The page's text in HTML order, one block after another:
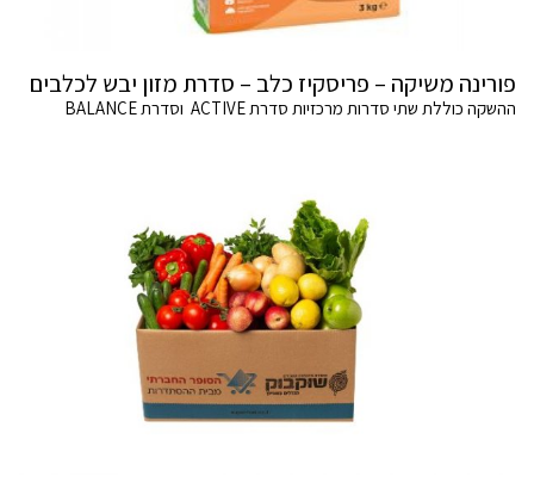
פורינה משיקה – פריסקיז כלב – סדרת מזון יבש לכלבים
ההשקה כוללת שתי סדרות מרכזיות סדרת ACTIVE וסדרת BALANCE